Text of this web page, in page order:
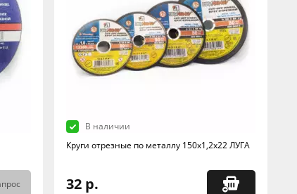
В наличии
Круги отрезные по металлу 150х1,2х22 ЛУГА
32 р.